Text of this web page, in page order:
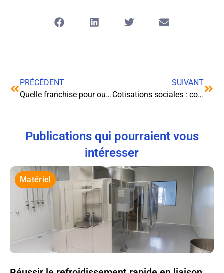
PRÉCÉDENT
Quelle franchise pour ouvrir une salle de sport ?
SUIVANT
Cotisations sociales : comment faire face aux difficultés de paiement ?
Publications qui pourraient vous
intéresser
Matériel